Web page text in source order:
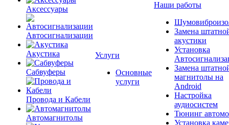
Аксессуары
Автосигнализации
Акустика
Сабвуферы
Провода и Кабели
Автомагнитолы
Услуги
Основные
услуги
Наши работы
Замена
акустики
Установка
Замена
магнитолы на
Android
Настройка
аудиосистем
Тюнинг
Установка